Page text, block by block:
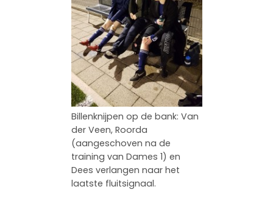
Billenknijpen op de bank: Van
der Veen, Roorda
(aangeschoven na de
training van Dames 1) en
Dees verlangen naar het
laatste fluitsignaal.